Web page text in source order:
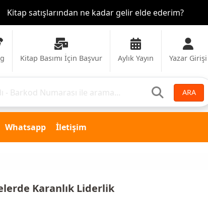
Kitap satışlarından ne kadar gelir elde ederim?
Kitap Basımı İçin Başvur Aylık Yayın Yazar Girişi
ARA
Whatsapp İletişim
Karanlık Liderlik